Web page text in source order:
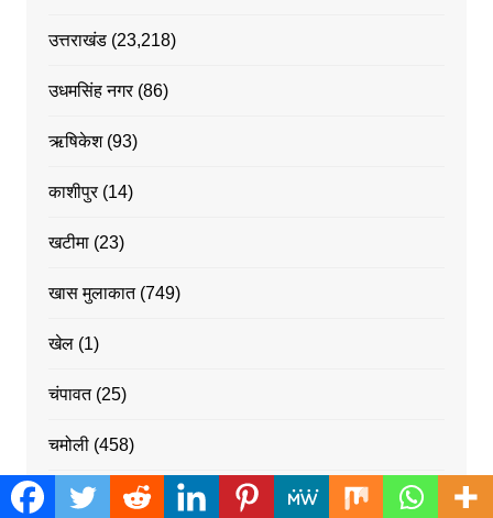
उत्तराखंड(23,218)
उधमसिंह नगर(86)
ऋषिकेश(93)
काशीपुर(14)
खटीमा(23)
खास मुलाकात(749)
खेल(1)
चंपावत(25)
चमोली(458)
टिहरी(269)